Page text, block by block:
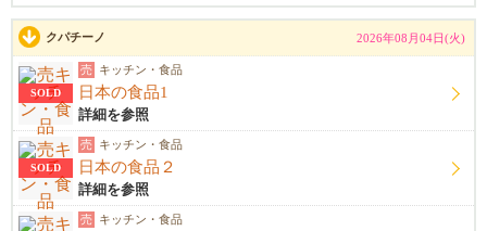
クパチーノ 2026年08月04日(火)
SOLD
売 キッチン・食品
日本の食品1
詳細を参照
SOLD
売 キッチン・食品
日本の食品２
詳細を参照
売 キッチン・食品